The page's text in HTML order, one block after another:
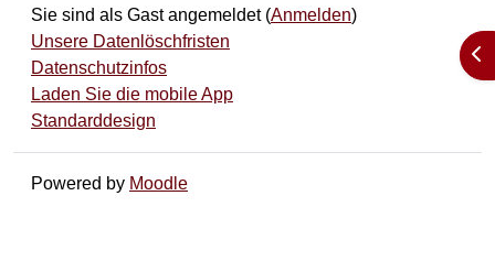
Sie sind als Gast angemeldet (Anmelden)
Unsere Datenlöschfristen
Datenschutzinfos
Laden Sie die mobile App
Standarddesign
Powered by Moodle